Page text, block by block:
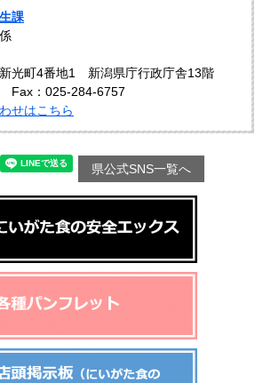
課
光町4番地1 新潟県庁行政庁舎13階
Fax：025-284-6757
せはこちら
県公式SNS一覧へ